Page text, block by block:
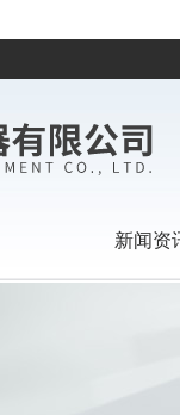
新闻资